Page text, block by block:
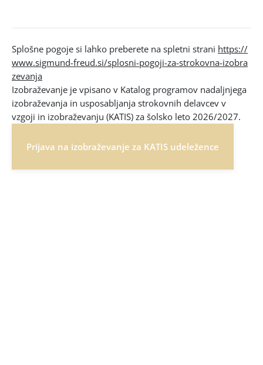
Splošne pogoje si lahko preberete na spletni strani https://
www.sigmund-freud.si/splosni-pogoji-za-strokovna-izobra
zevanja
Izobraževanje je vpisano v Katalog programov nadaljnjega
izobraževanja in usposabljanja strokovnih delavcev v
vzgoji in izobraževanju (KATIS) za šolsko leto 2026/2027.
Prijava na izobraževanje za KATIS udeležence